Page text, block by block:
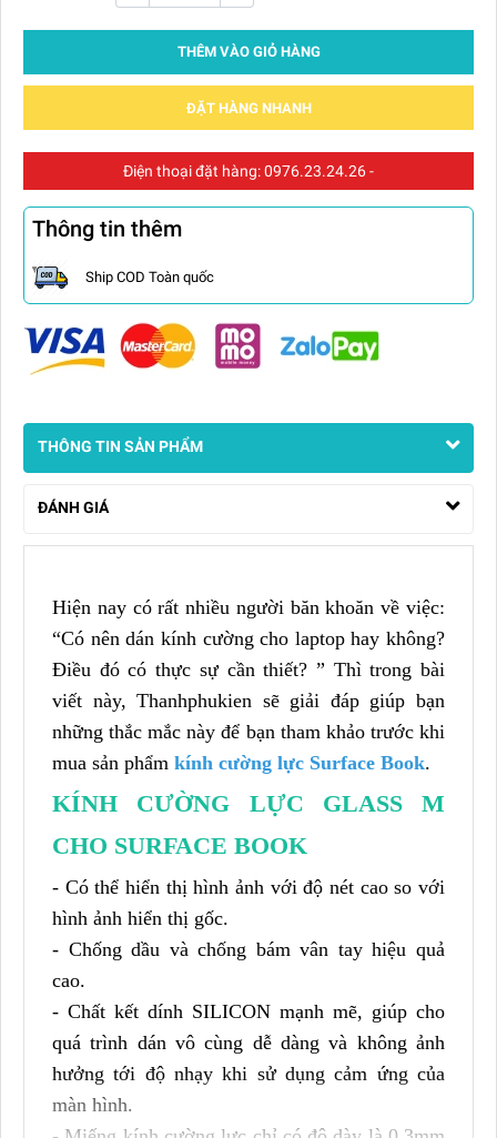
THÊM VÀO GIỎ HÀNG
ĐẶT HÀNG NHANH
Điện thoại đặt hàng:0976.23.24.26-
Thông tin thêm
Ship COD Toàn quốc
THÔNG TIN SẢN PHẨM
ĐÁNH GIÁ
Hiện nay có rất nhiều người băn khoăn về việc:
“Có nên dán kính cường cho laptop hay không?
Điều đó có thực sự cần thiết? ” Thì trong bài
viết này, Thanhphukien sẽ giải đáp giúp bạn
những thắc mắc này để bạn tham khảo trước khi
mua sản phẩm kính cường lực Surface Book.
KÍNH CƯỜNG LỰC GLASS M
CHO SURFACE BOOK
- Có thể hiển thị hình ảnh với độ nét cao so với
hình ảnh hiển thị gốc.
- Chống dầu và chống bám vân tay hiệu quả
cao.
- Chất kết dính SILICON mạnh mẽ, giúp cho
quá trình dán vô cùng dễ dàng và không ảnh
hưởng tới độ nhạy khi sử dụng cảm ứng của
màn hình.